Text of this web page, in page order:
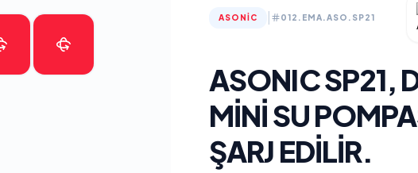
ASONIC 012.EMA.ASO.SP21
ASONIC SP21,
MINI SU
ŞARJ EDILIR.